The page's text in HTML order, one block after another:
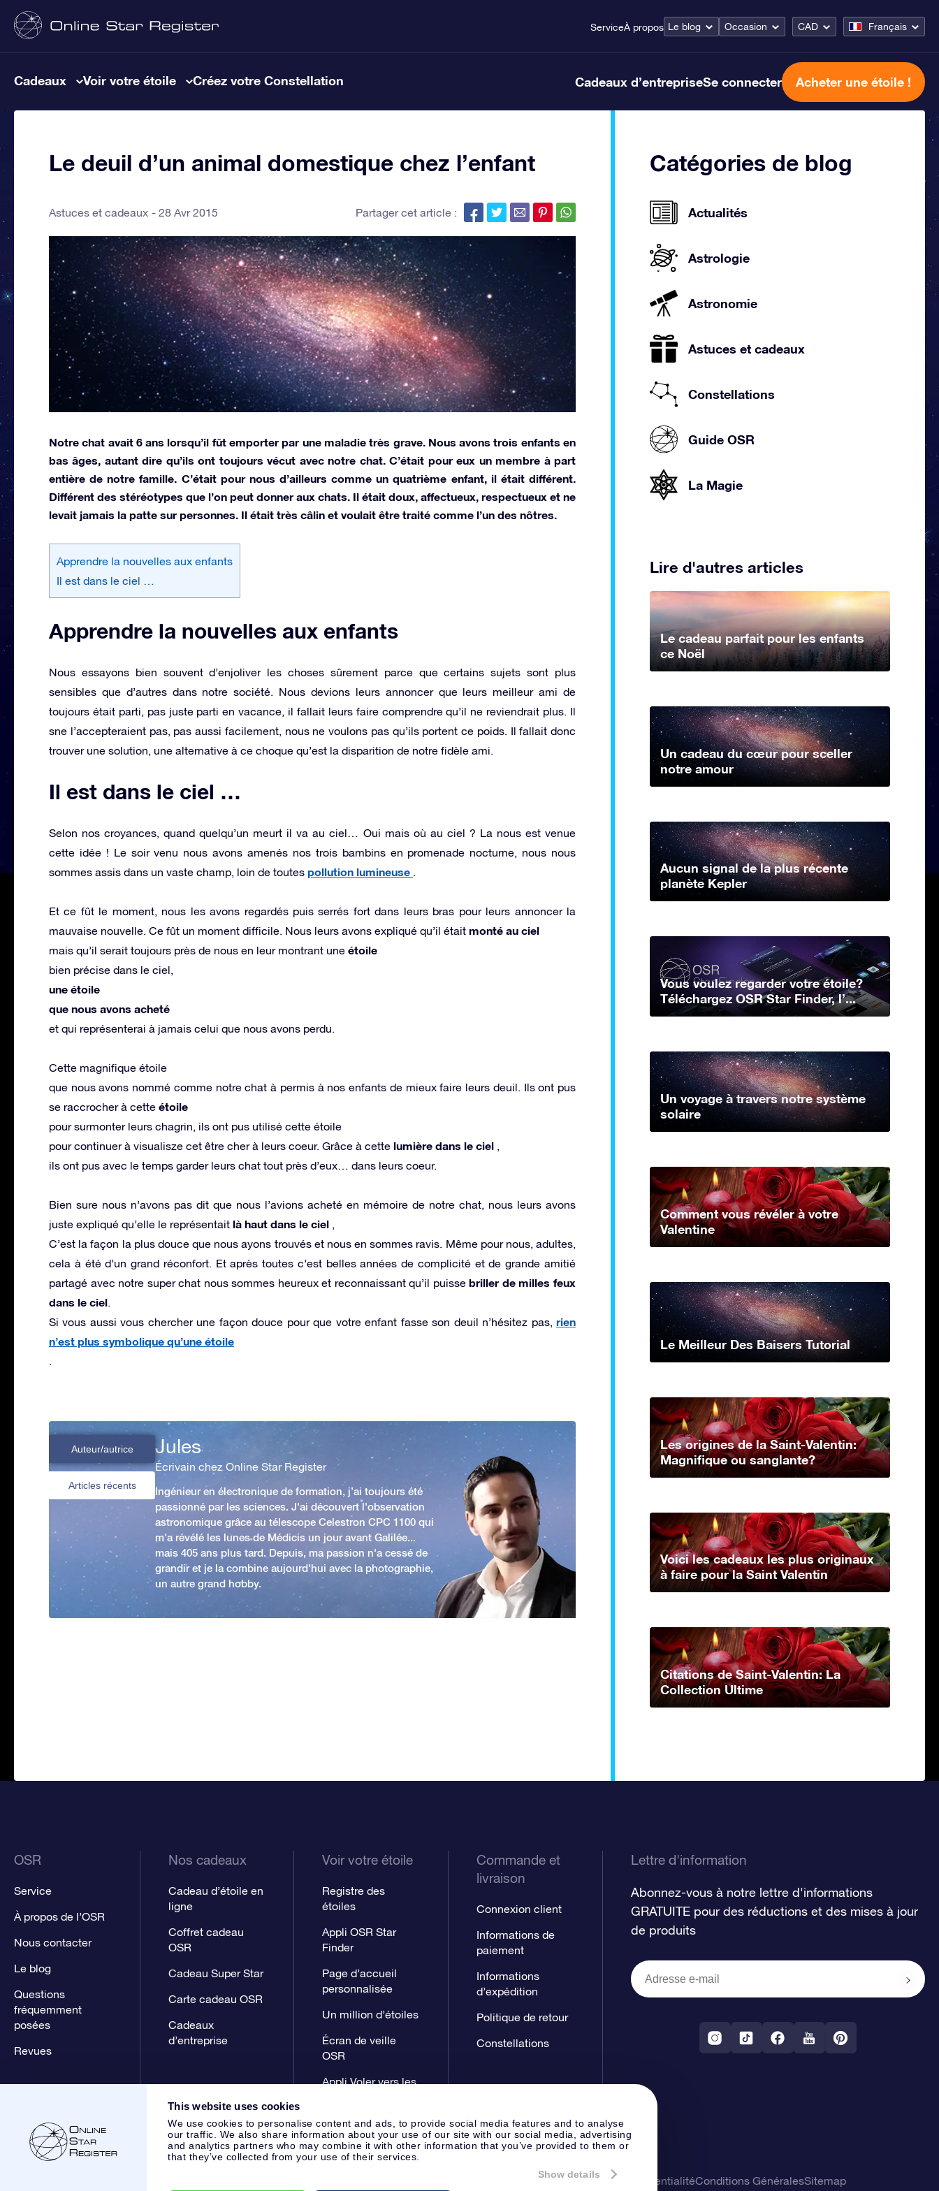
This website uses cookies
We use cookies to personalise content and ads, to provide social media features and to analyse
our traffic. We also share information about your use of our site with our social media, advertising
and analytics partners who may combine it with other information that you’ve provided to them or
that they’ve collected from your use of their services.
Show details
ServiceÀ propos Le blog Occasion CAD Français
Cadeaux Voir votre étoile Créez votre Constellation Cadeaux d’entrepriseSe connecter Acheter une étoile !
Le deuil d’un animal domestique chez l’enfant
Astuces et cadeaux 28 Avr 2015 Partager cet article :
Notre chat avait 6 ans lorsqu’il fût emporter par une maladie très grave. Nous avons trois enfants en
bas âges, autant dire qu’ils ont toujours vécut avec notre chat. C’était pour eux un membre à part
entière de notre famille. C’était pour nous d’ailleurs comme un quatrième enfant, il était différent.
Différent des stéréotypes que l’on peut donner aux chats. Il était doux, affectueux, respectueux et ne
levait jamais la patte sur personnes. Il était très câlin et voulait être traité comme l’un des nôtres.
Apprendre la nouvelles aux enfants
Il est dans le ciel …
Apprendre la nouvelles aux enfants
Nous essayons bien souvent d’enjoliver les choses sûrement parce que certains sujets sont plus
sensibles que d’autres dans notre société. Nous devions leurs annoncer que leurs meilleur ami de
toujours était parti, pas juste parti en vacance, il fallait leurs faire comprendre qu’il ne reviendrait plus. Il
sne l’accepteraient pas, pas aussi facilement, nous ne voulons pas qu’ils portent ce poids. Il fallait donc
trouver une solution, une alternative à ce choque qu’est la disparition de notre fidèle ami.
Il est dans le ciel …
Selon nos croyances, quand quelqu’un meurt il va au ciel… Oui mais où au ciel ? La nous est venue
cette idée ! Le soir venu nous avons amenés nos trois bambins en promenade nocturne, nous nous
sommes assis dans un vaste champ, loin de toutes pollution lumineuse .
Et ce fût le moment, nous les avons regardés puis serrés fort dans leurs bras pour leurs annoncer la
mauvaise nouvelle. Ce fût un moment difficile. Nous leurs avons expliqué qu’il était monté au ciel
mais qu’il serait toujours près de nous en leur montrant une étoile
bien précise dans le ciel,
une étoile
que nous avons acheté
et qui représenterai à jamais celui que nous avons perdu.
Cette magnifique étoile
que nous avons nommé comme notre chat à permis à nos enfants de mieux faire leurs deuil. Ils ont pus
se raccrocher à cette étoile
pour surmonter leurs chagrin, ils ont pus utilisé cette étoile
pour continuer à visualisze cet être cher à leurs coeur. Grâce à cette lumière dans le ciel ,
ils ont pus avec le temps garder leurs chat tout près d’eux… dans leurs coeur.
Bien sure nous n’avons pas dit que nous l’avions acheté en mémoire de notre chat, nous leurs avons
juste expliqué qu’elle le représentait là haut dans le ciel ,
C’est la façon la plus douce que nous ayons trouvés et nous en sommes ravis. Même pour nous, adultes,
cela à été d’un grand réconfort. Et après toutes c’est belles années de complicité et de grande amitié
partagé avec notre super chat nous sommes heureux et reconnaissant qu’il puissebriller de milles feux
dans le ciel.
Si vous aussi vous chercher une façon douce pour que votre enfant fasse son deuil n’hésitez pas, rien
n’est plus symbolique qu’une étoile
.
Auteur/autrice
Articles récents
Jules
Écrivain chez Online Star Register
Ingénieur en électronique de formation, j’ai toujours été
passionné par les sciences. J'ai découvert l'observation
astronomique grâce au télescope Celestron CPC 1100 qui
m'a révélé les lunes de Médicis un jour avant Galilée...
mais 405 ans plus tard. Depuis, ma passion n'a cessé de
grandir et je la combine aujourd'hui avec la photographie,
un autre grand hobby.
Catégories de blog
Actualités
Astrologie
Astronomie
Astuces et cadeaux
Constellations
Guide OSR
La Magie
Lire d'autres articles
Le cadeau parfait pour les enfants
ce Noël
Un cadeau du cœur pour sceller
notre amour
Aucun signal de la plus récente
planète Kepler
Vous voulez regarder votre étoile?
Téléchargez OSR Star Finder, l’...
Un voyage à travers notre système
solaire
Comment vous révéler à votre
Valentine
Le Meilleur Des Baisers Tutorial
Les origines de la Saint-Valentin:
Magnifique ou sanglante?
Voici les cadeaux les plus originaux
à faire pour la Saint Valentin
Citations de Saint-Valentin: La
Collection Ultime
OSR
Service
À propos de l’OSR
Nous contacter
Le blog
Questions
fréquemment
posées
Revues
Nos cadeaux
Cadeau d’étoile en
ligne
Coffret cadeau
OSR
Cadeau Super Star
Carte cadeau OSR
Cadeaux
d’entreprise
Voir votre étoile
Registre des
étoiles
Appli OSR Star
Finder
Page d’accueil
personnalisée
Un million d’étoiles
Écran de veille
OSR
Appli Voler vers les
Commande et
livraison
Connexion client
Informations de
paiement
Informations
d’expédition
Politique de retour
Constellations
Lettre d'information
Abonnez-vous à notre lettre d'informations
GRATUITE pour des réductions et des mises à jour
de produits
Page de presseDéclaration de confidentialitéConditions GénéralesSitemap